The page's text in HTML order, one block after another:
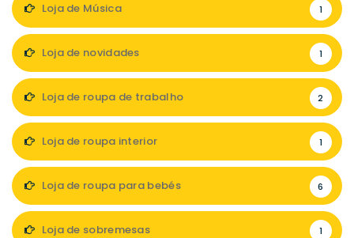
Loja de Música 1
Loja de novidades 1
Loja de roupa de trabalho 2
Loja de roupa interior 1
Loja de roupa para bebés 6
Loja de sobremesas 1